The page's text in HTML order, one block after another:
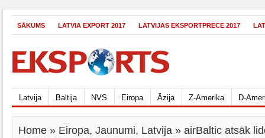
SĀKUMS LATVIA EXPORT 2017 LATVIJAS EKSPORTPRECE 2017
Latvija Baltija NVS Eiropa Āzija Z-Amerika D-
Home » Eiropa, Jaunumi, Latvija » airBaltic atsāk